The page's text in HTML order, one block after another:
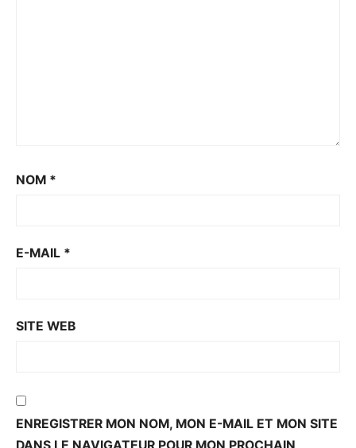
NOM *
E-MAIL *
SITE WEB
ENREGISTRER MON NOM, MON E-MAIL ET MON SITE